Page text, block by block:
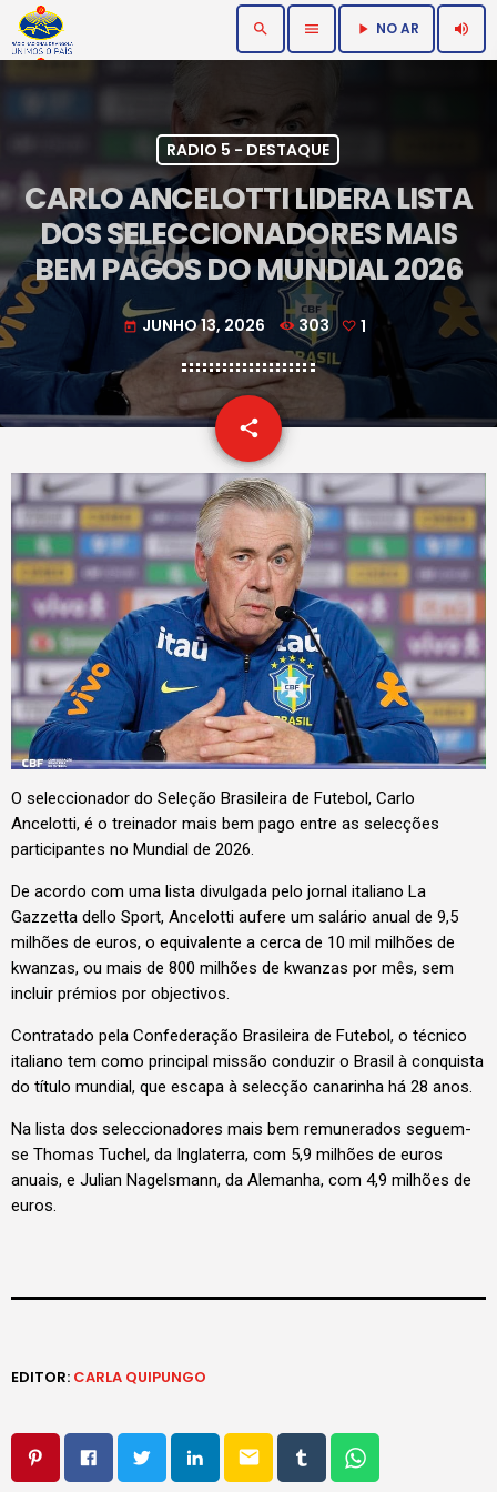
search menu play_arrow NO AR volume_up
RADIO 5 - DESTAQUE
CARLO ANCELOTTI LIDERA LISTA
DOS SELECCIONADORES MAIS
BEM PAGOS DO MUNDIAL 2026
today JUNHO 13, 2026 303 1
share
email
O seleccionador do Seleção Brasileira de Futebol, Carlo
Ancelotti, é o treinador mais bem pago entre as selecções
participantes no Mundial de 2026.
De acordo com uma lista divulgada pelo jornal italiano La
Gazzetta dello Sport, Ancelotti aufere um salário anual de 9,5
milhões de euros, o equivalente a cerca de 10 mil milhões de
kwanzas, ou mais de 800 milhões de kwanzas por mês, sem
incluir prémios por objectivos.
Contratado pela Confederação Brasileira de Futebol, o técnico
italiano tem como principal missão conduzir o Brasil à conquista
do título mundial, que escapa à selecção canarinha há 28 anos.
Na lista dos seleccionadores mais bem remunerados seguem-
se Thomas Tuchel, da Inglaterra, com 5,9 milhões de euros
anuais, e Julian Nagelsmann, da Alemanha, com 4,9 milhões de
euros.
EDITOR: CARLA QUIPUNGO
email